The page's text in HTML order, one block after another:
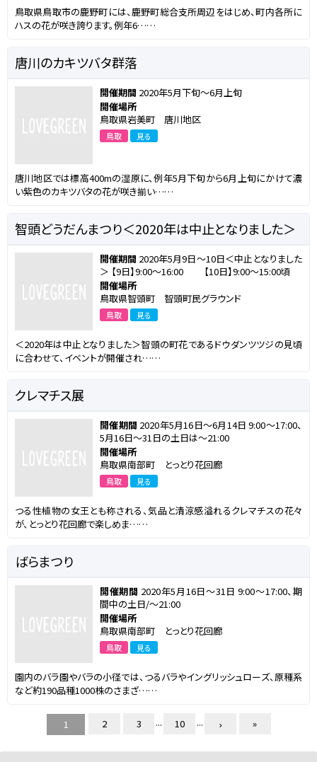
鳥取県鳥取市の鹿野町には、鹿野町総合支所周辺をはじめ、町内各所に
ハスの花が咲き誇ります。例年6……
唐川のカキツバタ群落
開催期間 2020年5月下旬～6月上旬
開催場所
鳥取県岩美町 唐川地区
鳥取 見る
唐川地区では標高400mの湿原に、例年5月下旬から6月上旬にかけて濃
い紫色のカキツバタの花が咲き揃い……
智頭どうだんまつり＜2020年は中止となりました＞
開催期間 2020年5月9日～10日＜中止となりました
＞ 【9日】9:00～16:00 【10日】9:00～15:00頃
開催場所
鳥取県智頭町 智頭町民グラウンド
鳥取 見る
＜2020年は中止となりました＞智頭の町花であるドウダンツツジの見頃
に合わせて、イベントが開催され……
クレマチス展
開催期間 2020年5月16日～6月14日 9:00～17:00、
5月16日～31日の土日は～21:00
開催場所
鳥取県南部町 とっとり花回廊
鳥取 見る
つる性植物の女王とも称される、気品と清涼感溢れるクレマチスの花々
が、とっとり花回廊で楽しめま……
ばらまつり
開催期間 2020年5月16日～31日 9:00～17:00、期
間中の土日/～21:00
開催場所
鳥取県南部町 とっとり花回廊
鳥取 見る
園内のバラ園やバラの小径では、つるバラやイングリッシュローズ、原種系
など約190品種1000株のさまざ……
1 2 3 ... 10 ... »